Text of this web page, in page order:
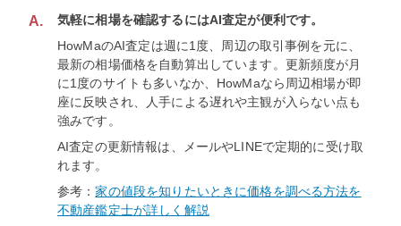
A.
気軽に相場を確認するにはAI査定が便利です。
HowMaのAI査定は週に1度、周辺の取引事例を元に、
最新の相場価格を自動算出しています。更新頻度が月
に1度のサイトも多いなか、HowMaなら周辺相場が即
座に反映され、人手による遅れや主観が入らない点も
強みです。
AI査定の更新情報は、メールやLINEで定期的に受け取
れます。
参考：家の値段を知りたいときに価格を調べる方法を
不動産鑑定士が詳しく解説